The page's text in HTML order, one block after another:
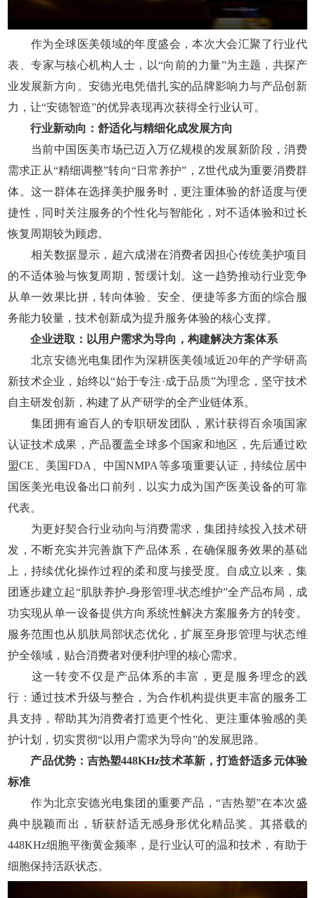
作为全球医美领域的年度盛会，本次大会汇聚了行业代
表、专家与核心机构人士，以“向前的力量”为主题，共探产
业发展新方向。安德光电凭借扎实的品牌影响力与产品创新
力，让“安德智造”的优异表现再次获得全行业认可。
行业新动向：舒适化与精细化成发展方向
当前中国医美市场已迈入万亿规模的发展新阶段，消费
需求正从“精细调整”转向“日常养护”，Z世代成为重要消费群
体。这一群体在选择美护服务时，更注重体验的舒适度与便
捷性，同时关注服务的个性化与智能化，对不适体验和过长
恢复周期较为顾虑。
相关数据显示，超六成潜在消费者因担心传统美护项目
的不适体验与恢复周期，暂缓计划。这一趋势推动行业竞争
从单一效果比拼，转向体验、安全、便捷等多方面的综合服
务能力较量，技术创新成为提升服务体验的核心支撑。
企业进取：以用户需求为导向，构建解决方案体系
北京安德光电集团作为深耕医美领域近20年的产学研高
新技术企业，始终以“始于专注·成于品质”为理念，坚守技术
自主研发创新，构建了从产研学的全产业链体系。
集团拥有逾百人的专职研发团队，累计获得百余项国家
认证技术成果，产品覆盖全球多个国家和地区，先后通过欧
盟CE、美国FDA、中国NMPA等多项重要认证，持续位居中
国医美光电设备出口前列，以实力成为国产医美设备的可靠
代表。
为更好契合行业动向与消费需求，集团持续投入技术研
发，不断充实并完善旗下产品体系，在确保服务效果的基础
上，持续优化操作过程的柔和度与接受度。自成立以来，集
团逐步建立起“肌肤养护-身形管理-状态维护”全产品布局，成
功实现从单一设备提供方向系统性解决方案服务方的转变。
服务范围也从肌肤局部状态优化，扩展至身形管理与状态维
护全领域，贴合消费者对便利护理的核心需求。
这一转变不仅是产品体系的丰富，更是服务理念的践
行：通过技术升级与整合，为合作机构提供更丰富的服务工
具支持，帮助其为消费者打造更个性化、更注重体验感的美
护计划，切实贯彻“以用户需求为导向”的发展思路。
产品优势：吉热塑448KHz技术革新，打造舒适多元体验
标准
作为北京安德光电集团的重要产品，“吉热塑”在本次盛
典中脱颖而出，斩获舒适无感身形优化精品奖。其搭载的
448KHz细胞平衡黄金频率，是行业认可的温和技术，有助于
细胞保持活跃状态。